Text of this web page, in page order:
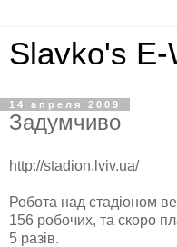
Slavko's E-
14 апреля 2009
Задумчиво
http://stadion.lviv.ua/
Робота над стадіоном
156 робочих, та скоро
5 разів.